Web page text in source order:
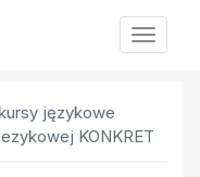
językowe
KONKRET